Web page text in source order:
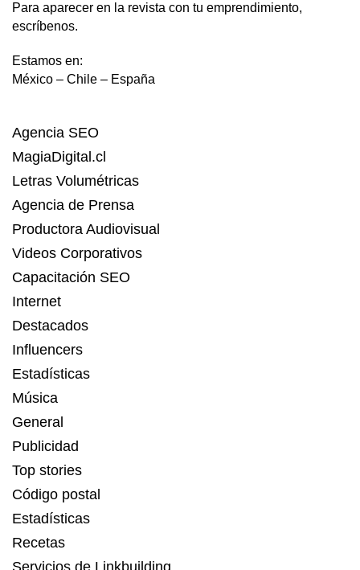
Para aparecer en la revista con tu emprendimiento,
escríbenos.
Estamos en:
México – Chile – España
Agencia SEO
MagiaDigital.cl
Letras Volumétricas
Agencia de Prensa
Productora Audiovisual
Videos Corporativos
Capacitación SEO
Internet
Destacados
Influencers
Estadísticas
Música
General
Publicidad
Top stories
Código postal
Estadísticas
Recetas